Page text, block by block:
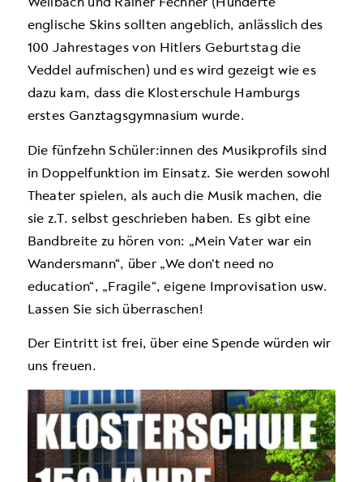
englische Skins sollten angeblich, anlässlich des
100 Jahrestages von Hitlers Geburtstag die
Veddel aufmischen) und es wird gezeigt wie es
dazu kam, dass die Klosterschule Hamburgs
erstes Ganztagsgymnasium wurde.
Die fünfzehn Schüler:innen des Musikprofils sind
in Doppelfunktion im Einsatz. Sie werden sowohl
Theater spielen, als auch die Musik machen, die
sie z.T. selbst geschrieben haben. Es gibt eine
Bandbreite zu hören von: „Mein Vater war ein
Wandersmann“, über „We don’t need no
education“, „Fragile“, eigene Improvisation usw.
Lassen Sie sich überraschen!
Der Eintritt ist frei, über eine Spende würden wir
uns freuen.